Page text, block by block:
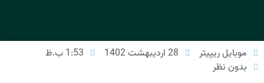
موبایل ریپیتر 28 اردیبهشت 1402
1:53 ب.ظ
بدون نظر